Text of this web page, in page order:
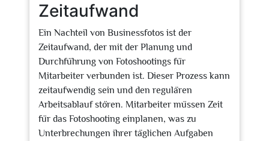
Zeitaufwand
Ein Nachteil von Businessfotos ist der
Zeitaufwand, der mit der Planung und
Durchführung von Fotoshootings für
Mitarbeiter verbunden ist. Dieser Prozess kann
zeitaufwendig sein und den regulären
Arbeitsablauf stören. Mitarbeiter müssen Zeit
für das Fotoshooting einplanen, was zu
Unterbrechungen ihrer täglichen Aufgaben